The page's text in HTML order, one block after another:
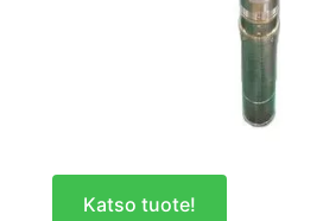
Katso tuote!